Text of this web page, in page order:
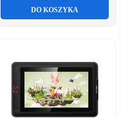
DO KOSZYKA